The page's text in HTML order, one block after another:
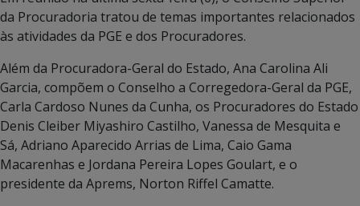
da Procuradoria tratou de temas importantes relacionados
às atividades da PGE e dos Procuradores.
Além da Procuradora-Geral do Estado, Ana Carolina Ali
Garcia, compõem o Conselho a Corregedora-Geral da PGE,
Carla Cardoso Nunes da Cunha, os Procuradores do Estado
Denis Cleiber Miyashiro Castilho, Vanessa de Mesquita e
Sá, Adriano Aparecido Arrias de Lima, Caio Gama
Macarenhas e Jordana Pereira Lopes Goulart, e o
presidente da Aprems, Norton Riffel Camatte.